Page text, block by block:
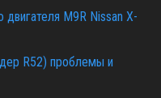
M9R Nissan X-
R52) проблемы и